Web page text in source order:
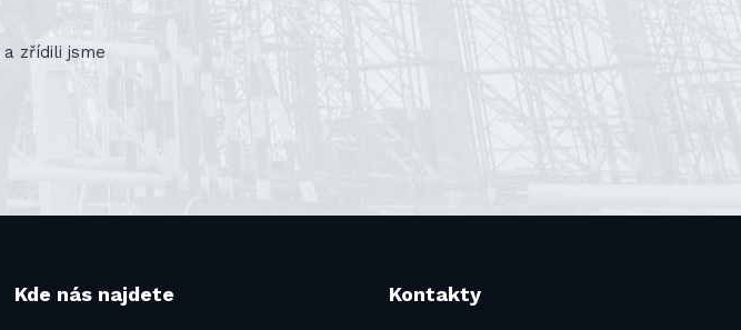
a zřídili jsme
Kde nás najdete Kontakty